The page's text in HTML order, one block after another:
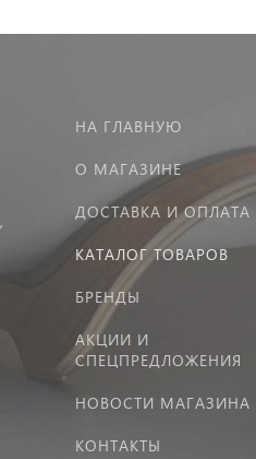
НА ГЛАВНУЮ
О МАГАЗИНЕ
ДОСТАВКА И ОПЛАТА
КАТАЛОГ ТОВАРОВ
БРЕНДЫ
АКЦИИ И
СПЕЦПРЕДЛОЖЕНИЯ
НОВОСТИ МАГАЗИНА
КОНТАКТЫ